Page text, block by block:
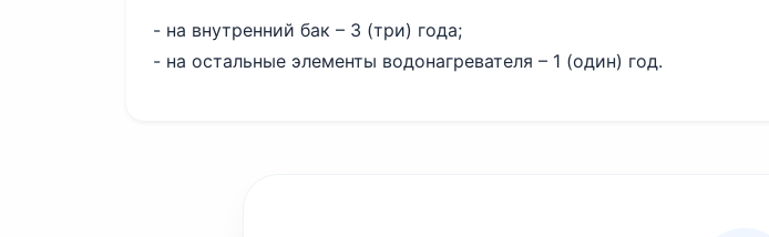
- на внутренний бак – 3 (три) года;
- на остальные элементы водонагревателя – 1 (один) год.